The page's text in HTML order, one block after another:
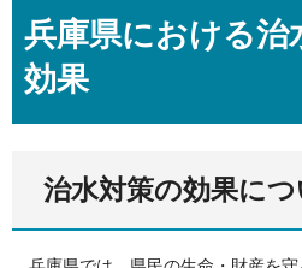
兵庫県における治
効果
治水対策の効果につ